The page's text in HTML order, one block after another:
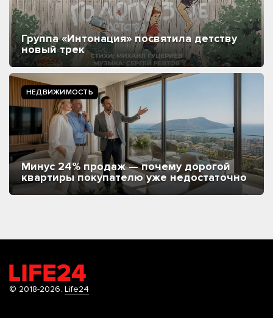
Группа «Интонация» посвятила детству
новый трек
НЕДВИЖИМОСТЬ
Минус 24% продаж — почему дорогой
квартиры покупателю уже недостаточно
© 2018-2026. Life24